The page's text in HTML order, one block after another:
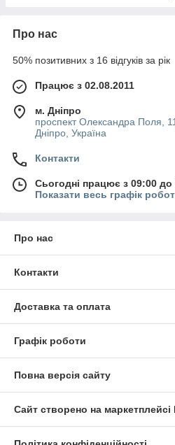
Про нас
50% позитивних з 16 відгуків за рік
Працює з 02.08.2011
м. Дніпро
проспект Олександра Поля,
Дніпро, Україна
Контакти
Сьогодні працює з 09:00 до
Показати весь графік
Про нас
Контакти
Доставка та оплата
Графік роботи
Повна версія сайту
Сайт створено на маркетплейсі